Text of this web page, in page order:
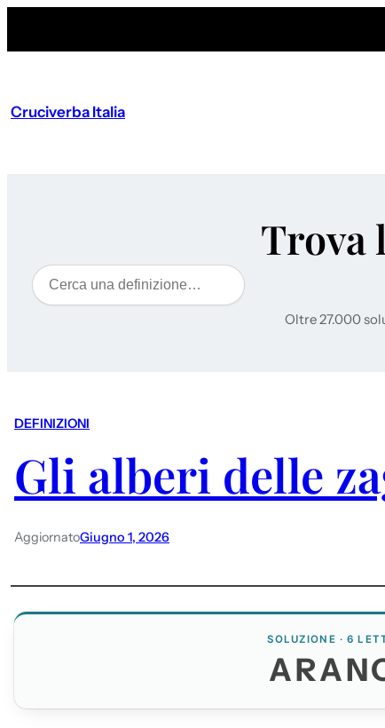
Cruciverba Italia
Trova
Cerca
Oltre 27.000
DEFINIZIONI
Gli alberi delle
AggiornatoGiugno 1, 2026
SOLUZIONE · 6